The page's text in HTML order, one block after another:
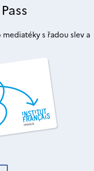
s řadou slev a